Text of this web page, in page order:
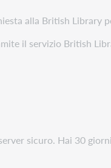
alla British Library
il servizio British
sicuro. Hai 30